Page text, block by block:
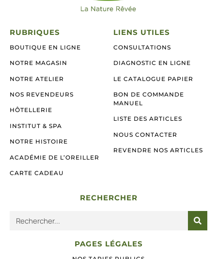
RUBRIQUES
BOUTIQUE EN LIGNE
NOTRE MAGASIN
NOTRE ATELIER
NOS REVENDEURS
HÔTELLERIE
INSTITUT & SPA
NOTRE HISTOIRE
ACADÉMIE DE L’OREILLER
CARTE CADEAU
LIENS UTILES
CONSULTATIONS
DIAGNOSTIC EN LIGNE
LE CATALOGUE PAPIER
BON DE COMMANDE
MANUEL
LISTE DES ARTICLES
NOUS CONTACTER
REVENDRE NOS ARTICLES
RECHERCHER
PAGES LÉGALES